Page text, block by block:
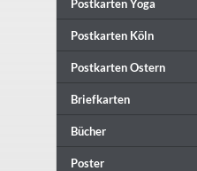
Postkarten Yoga
Postkarten Köln
Postkarten Ostern
Briefkarten
Bücher
Poster